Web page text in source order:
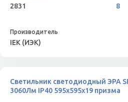
2831 8
IEK (ИЭК)
Светильник светодиодный ЭРА
3060Лм IP40 595x595x19 призма